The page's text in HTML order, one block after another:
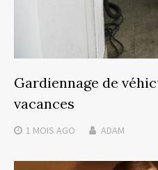
Gardiennage de
vacances
1 MOIS AGO ADAM